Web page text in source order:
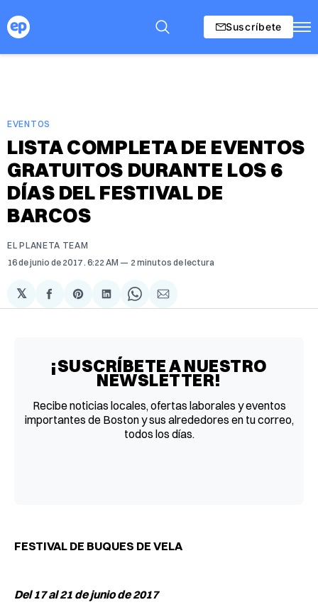
Suscríbete
EVENTOS
LISTA COMPLETA DE EVENTOS
GRATUITOS DURANTE LOS 6
DÍAS DEL FESTIVAL DE
BARCOS
EL PLANETA TEAM
16 de junio de 2017 . 6:22 AM 2 minutos de lectura
𝕏
Compartir
en
Share
on
Compartir
en
Share
on
Compartir
via
¡SUSCRÍBETE A NUESTRO
NEWSLETTER!
Recibe noticias locales, ofertas laborales y eventos
importantes de Boston y sus alrededores en tu correo,
todos los días.
FESTIVAL DE BUQUES DE VELA
Del 17 al 21 de junio de 2017